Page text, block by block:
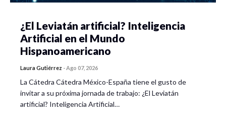
¿El Leviatán artificial? Inteligencia
Artificial en el Mundo
Hispanoamericano
Laura Gutiérrez -Ago 07, 2026
La Cátedra Cátedra México-España tiene el gusto de
invitar a su próxima jornada de trabajo: ¿El Leviatán
artificial? Inteligencia Artificial…